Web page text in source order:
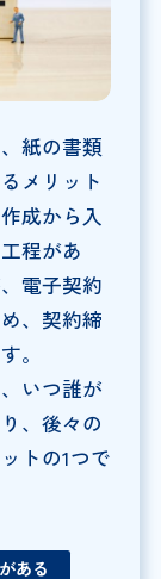
紙の書類
メリット
成から入
程があ
電子契約
、契約締
。
いつ誰が
、後々の
トの1つで
ある